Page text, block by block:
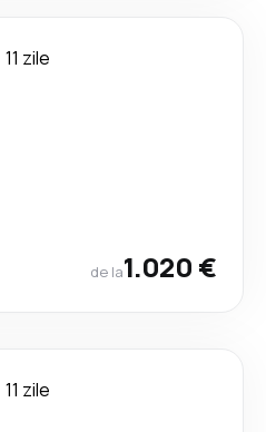
11 zile
de la1.020 €
11 zile